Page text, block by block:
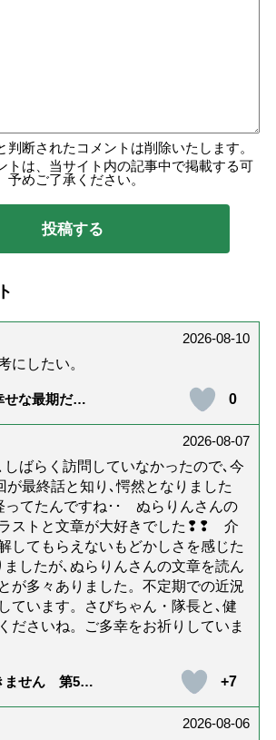
判断されたコメントは削除いたします。
トは、当サイト内の記事中で掲載する可
めご了承ください。
2026-08-10
にしたい。
せな最期だっ
護と看取り｜
に医師が教
0
2026-08-07
しばらく訪問していなかったので､今
が最終話と知り､愕然となりました
てたんですね･･ ぬらりんさんの
ストと文章が大好きでした❢❢ 介
してもらえないもどかしさを感じた
ましたが､ぬらりんさんの文章を読ん
が多々ありました。不定期での近況
ています。さびちゃん・隊長と､健
ださいね。ご多幸をお祈りしていま
ません 第500
+7
2026-08-06